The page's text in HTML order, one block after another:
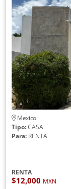
Mexico
Tipo:CASA
Para:RENTA
RENTA
$12,000 MXN